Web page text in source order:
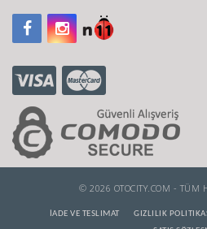
© 2026 OTOCITY.COM - TÜM
İADE VE TESLIMAT GIZLILIK